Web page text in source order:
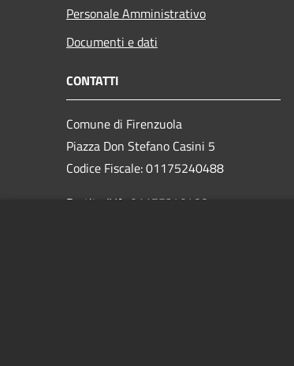
Personale Amministrativo
Documenti e dati
CONTATTI
Comune di Firenzuola
Piazza Don Stefano Casini 5
Codice Fiscale: 01175240488
Partita IVA: 01175240488